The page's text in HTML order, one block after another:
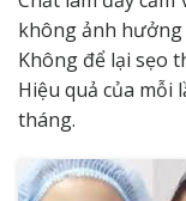
không ảnh
Không để lại sẹo
Hiệu quả của mỗi
tháng.